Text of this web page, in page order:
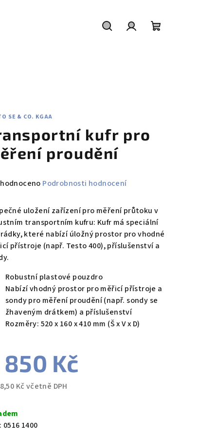
SE & CO. KGAA
kufr pro
proudění
Podrobnosti hodnocení
uložení zařízení pro měření průtoku v
transportním kufru: Kufr má speciální
které nabízí úložný prostor pro vhodné
přístroje (např. Testo 400), příslušenství a
Robustní plastové pouzdro
Nabízí vhodný prostor pro měřicí přístroje a
sondy pro měření proudění (např. sondy se
žhaveným drátkem) a příslušenství
Rozměry: 520 x 160 x 410 mm (Š x V x D)
850 Kč
Kč včetně DPH
0516 1400